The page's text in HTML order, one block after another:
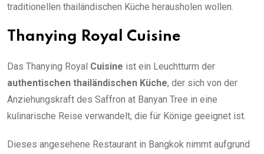
traditionellen thailändischen Küche herausholen wollen.
Thanying Royal Cuisine
Das Thanying Royal Cuisine ist ein Leuchtturm der
authentischen thailändischen Küche, der sich von der
Anziehungskraft des Saffron at Banyan Tree in eine
kulinarische Reise verwandelt, die für Könige geeignet ist.
Dieses angesehene Restaurant in Bangkok nimmt aufgrund